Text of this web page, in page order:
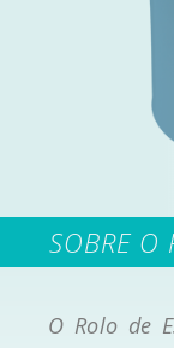
SOBRE O
O Rolo de